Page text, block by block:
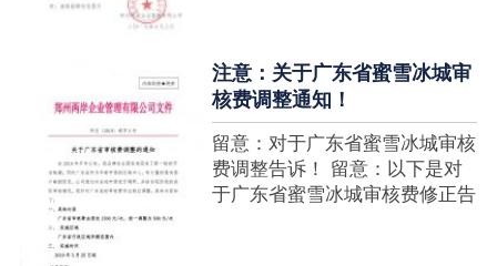
注意：关于广东省蜜雪冰城审
核费调整通知！
留意：对于广东省蜜雪冰城审核
费调整告诉！ 留意：以下是对
于广东省蜜雪冰城审核费修正告